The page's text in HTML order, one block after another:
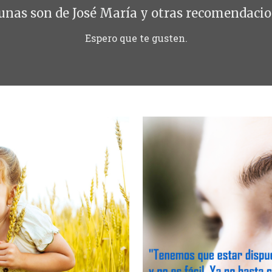
son de José María y otras
Espero que te gusten.